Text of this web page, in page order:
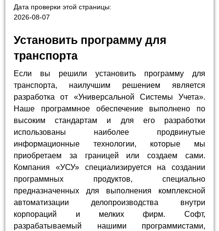
Дата проверки этой страницы:
2026-08-07
Установить программу для
транспорта
Если вы решили установить программу для
транспорта, наилучшим решением является
разработка от «Универсальной Системы Учета».
Наше программное обеспечение выполнено по
высоким стандартам и для его разработки
использованы наиболее продвинутые
информационные технологии, которые мы
приобретаем за границей или создаем сами.
Компания «УСУ» специализируется на создании
программных продуктов, специально
предназначенных для выполнения комплексной
автоматизации делопроизводства внутри
корпораций и мелких фирм. Софт,
разрабатываемый нашими программистами,